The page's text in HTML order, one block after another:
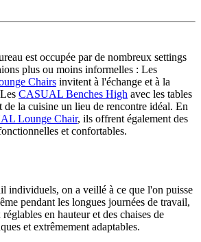
est occupée par de nombreux settings
plus ou moins informelles : Les
Chairs invitent à l'échange et à la
CASUAL Benches High avec les tables
de la cuisine un lieu de rencontre idéal. En
Lounge Chair, ils offrent également des
et confortables.
individuels, on a veillé à ce que l'on puisse
pendant les longues journées de travail,
en hauteur et des chaises de
et extrêmement adaptables.